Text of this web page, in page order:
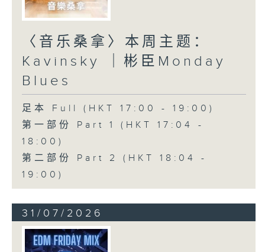
〈音乐桑拿〉本周主题：
Kavinsky ｜彬臣Monday
Blues
足本 Full (HKT 17:00 - 19:00)
第一部份 Part 1 (HKT 17:04 -
18:00)
第二部份 Part 2 (HKT 18:04 -
19:00)
31/07/2026